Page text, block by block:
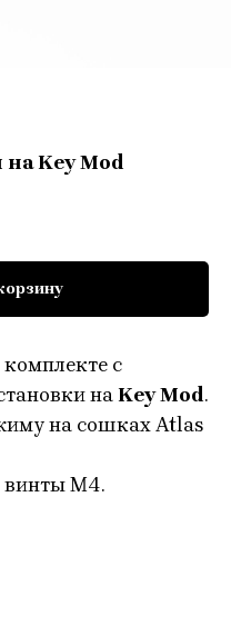
Key Mod
с
наKey Mod.
на сошках Atlas
винты М4.